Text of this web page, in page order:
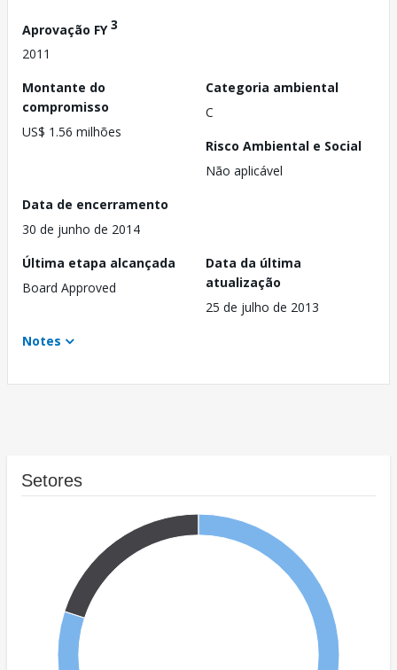
Aprovação FY3
2011
Montante do
compromisso
US$ 1.56 milhões
Categoria ambiental
C
Risco Ambiental e Social
Não aplicável
Data de encerramento
30 de junho de 2014
Última etapa alcançada
Board Approved
Data da última
atualização
25 de julho de 2013
Notes
Setores